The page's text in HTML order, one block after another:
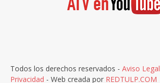
Todos los derechos reservados - Aviso Legal
Privacidad - Web creada por REDTULP.COM